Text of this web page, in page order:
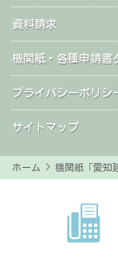
資料請求
機関紙・各種申請書
プライバシーポリシ
サイトマップ
ホーム > 機関紙「愛知